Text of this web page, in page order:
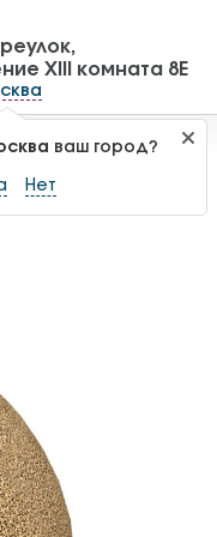
XIII комната 8Е
ваш город?
Нет
ГЕО-1.24